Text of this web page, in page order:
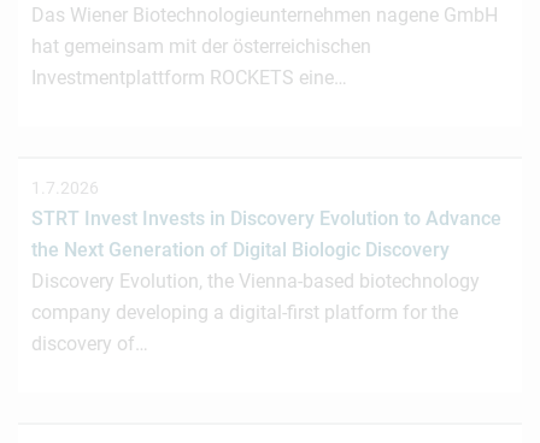
Das Wiener Biotechnologieunternehmen nagene GmbH
hat gemeinsam mit der österreichischen
Investmentplattform ROCKETS eine…
1.7.2026
STRT Invest Invests in Discovery Evolution to Advance
the Next Generation of Digital Biologic Discovery
Discovery Evolution, the Vienna-based biotechnology
company developing a digital-first platform for the
discovery of…